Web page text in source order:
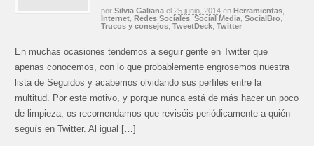
por Silvia Galiana el 25 junio, 2014 en Herramientas
Internet ,Redes Sociales,Social Media ,SocialBro
Trucos y consejos ,TweetDeck ,Twitter
En muchas ocasiones tendemos a seguir gente en Twitter que
apenas conocemos, con lo que probablemente engrosemos nuestra
lista de Seguidos y acabemos olvidando sus perfiles entre la
multitud. Por este motivo, y porque nunca está de más hacer un poco
de limpieza, os recomendamos que reviséis periódicamente a quién
seguís en Twitter. Al igual […]